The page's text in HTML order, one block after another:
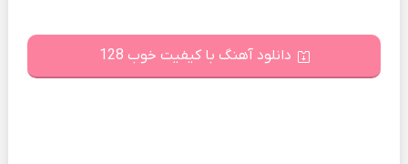
دانلود آهنگ با کیفیت خوب 128